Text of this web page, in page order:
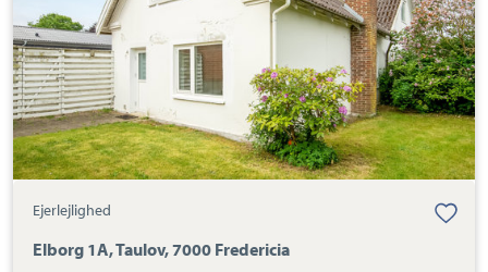
Ejerlejlighed
Elborg 1A, Taulov, 7000 Fredericia